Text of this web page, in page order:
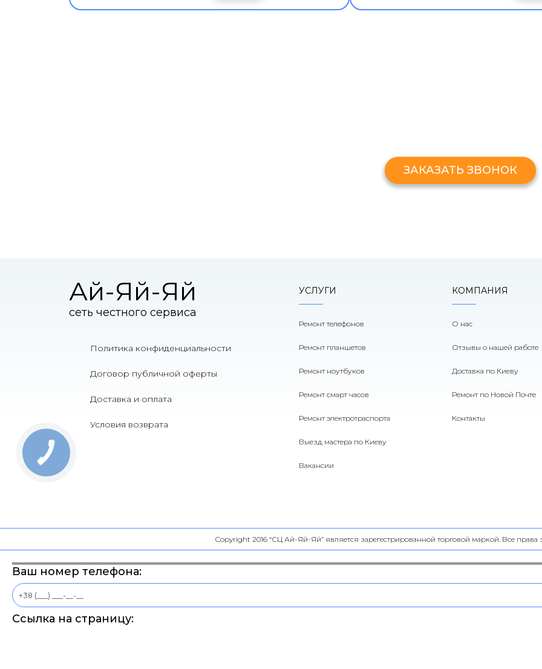
ЗАКАЗАТЬ ЗВОНОК
Ай-Яй-Яй
сеть честного сервиса
Политика конфиденциальности
Договор публичной оферты
Доставка и оплата
Условия возврата
УСЛУГИ
Ремонт телефонов
Ремонт планшетов
Ремонт ноутбуков
Ремонт смарт часов
Ремонт электротраспорта
Выезд мастера по Киеву
Вакансии
КОМПАНИЯ
О нас
Отзывы о нашей работе
Доставка по Киеву
Ремонт по Новой Почте
Контакты
Copyright 2016 “СЦ Ай-Яй-Яй” является зарегестрированной торговой маркой. Все
Ваш номер телефона:
Ссылка на страницу: